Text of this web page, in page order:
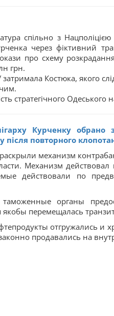
спільно з
через фіктивний
про схему
грн.
Костюка, якого
стратегічного
Курченку
після повторного
механизм
Механизм
действовали по
органы
перемещалась
отгружались
продавались на